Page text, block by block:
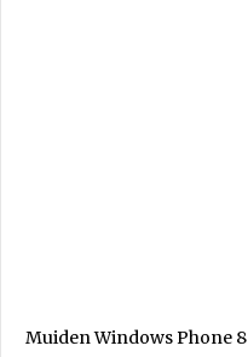
Muiden Windows Phone